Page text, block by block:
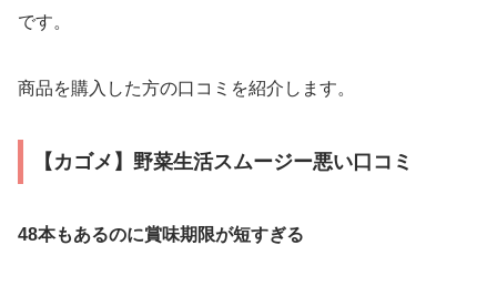
です。
商品を購入した方の口コミを紹介します。
【カゴメ】野菜生活スムージー悪い口コミ
48本もあるのに賞味期限が短すぎる